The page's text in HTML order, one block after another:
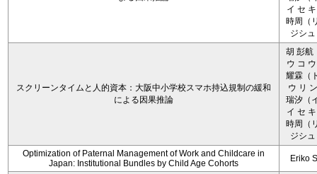
イ セ
時周（
ジシ
スクリーンタイムと人的資本：大阪中小学校スマホ持込規制の緩和
による因果推論
胡 彭航
ウ コ
耀霖（
ウ リ
瑞汐（
イ セ
時周（
ジシ
Optimization of Paternal Management of Work and Childcare in
Japan: Institutional Bundles by Child Age Cohorts
Eriko